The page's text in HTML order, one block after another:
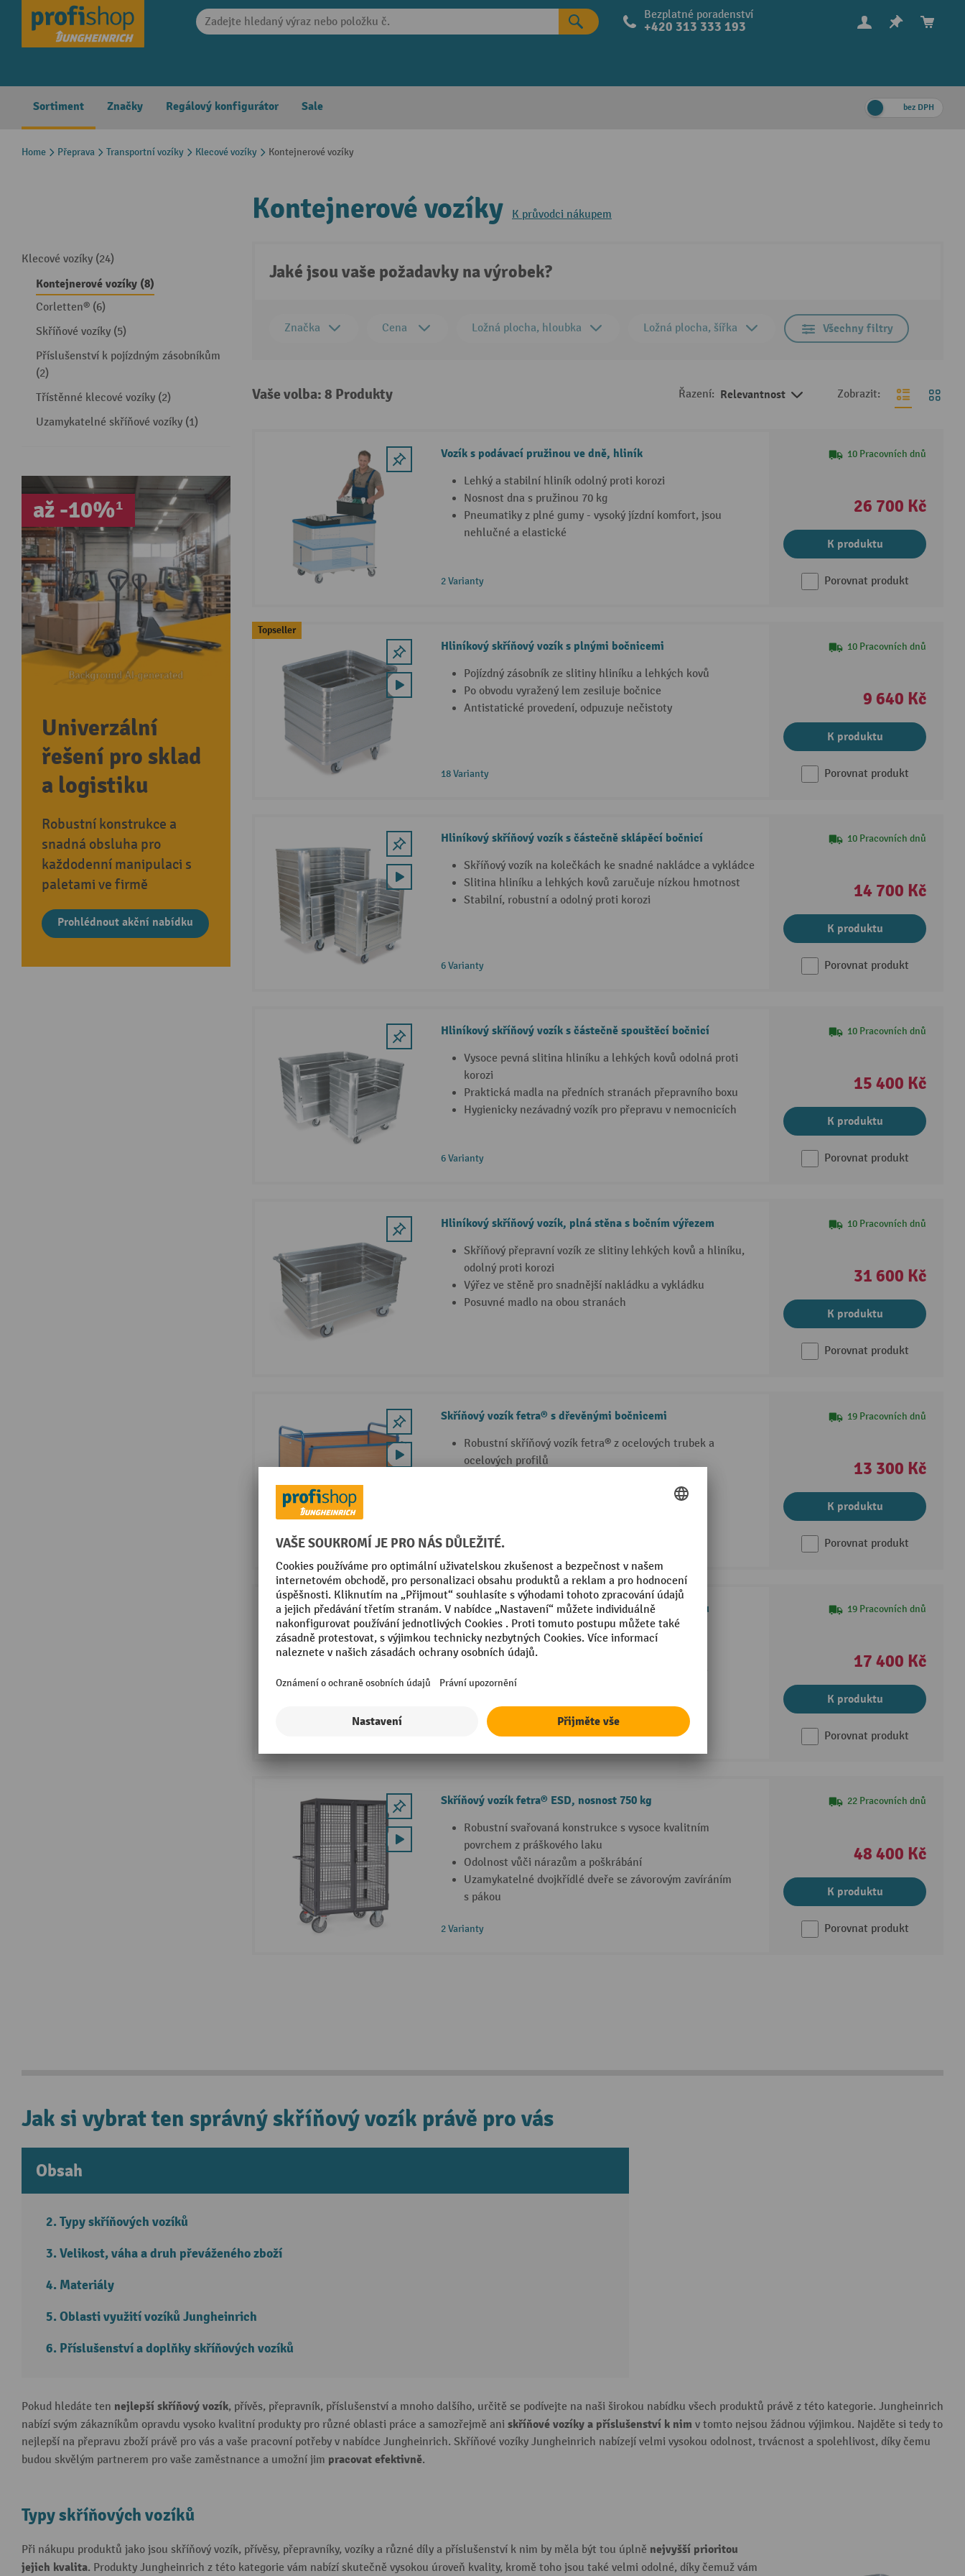
Skip to main navigation Bezplatné poradenství
+420 313 333 193
Sortiment Značky Regálový konfigurátor Sale bez DPH
Home Přeprava Transportní vozíky Klecové vozíky Kontejnerové vozíky
Klecové vozíky (24)
Kontejnerové vozíky (8)
Corletten® (6)
Skříňové vozíky (5)
Příslušenství k pojízdným zásobníkům
(2)
Třístěnné klecové vozíky (2)
Uzamykatelné skříňové vozíky (1)
až -10%¹
Univerzální
řešení pro sklad
a logistiku
Robustní konstrukce a
snadná obsluha pro
každodenní manipulaci s
paletami ve firmě
Prohlédnout akční nabídku
Kontejnerové vozíky K průvodci nákupem
Jaké jsou vaše požadavky na výrobek?
Značka Cena Ložná plocha, hloubka Ložná plocha, šířka Všechny filtry
Vaše volba: 8 Produkty Řazení: Relevantnost Zobrazit:
Vozík s podávací pružinou ve dně, hliník
Lehký a stabilní hliník odolný proti korozi
Nosnost dna s pružinou 70 kg
Pneumatiky z plné gumy - vysoký jízdní komfort, jsou
nehlučné a elastické
2 Varianty
10 Pracovních dnů
26 700 Kč
K produktu
Porovnat produkt
Topseller
Hliníkový skříňový vozík s plnými bočnicemi
Pojízdný zásobník ze slitiny hliníku a lehkých kovů
Po obvodu vyražený lem zesiluje bočnice
Antistatické provedení, odpuzuje nečistoty
18 Varianty
10 Pracovních dnů
9 640 Kč
K produktu
Porovnat produkt
Hliníkový skříňový vozík s částečně sklápěcí bočnicí
Skříňový vozík na kolečkách ke snadné nakládce a vykládce
Slitina hliníku a lehkých kovů zaručuje nízkou hmotnost
Stabilní, robustní a odolný proti korozi
6 Varianty
10 Pracovních dnů
14 700 Kč
K produktu
Porovnat produkt
Hliníkový skříňový vozík s částečně spouštěcí bočnicí
Vysoce pevná slitina hliníku a lehkých kovů odolná proti
korozi
Praktická madla na předních stranách přepravního boxu
Hygienicky nezávadný vozík pro přepravu v nemocnicích
6 Varianty
10 Pracovních dnů
15 400 Kč
K produktu
Porovnat produkt
Hliníkový skříňový vozík, plná stěna s bočním výřezem
Skříňový přepravní vozík ze slitiny lehkých kovů a hliníku,
odolný proti korozi
Výřez ve stěně pro snadnější nakládku a vykládku
Posuvné madlo na obou stranách
10 Pracovních dnů
31 600 Kč
K produktu
Porovnat produkt
Skříňový vozík fetra® s dřevěnými bočnicemi
Robustní skříňový vozík fetra® z ocelových trubek a
ocelových profilů
4 Varianty
19 Pracovních dnů
13 300 Kč
K produktu
Porovnat produkt
Skříňový vozík fetra® s bočnicemi z ocelového plechu
Svařované ocelových trubek a profilová ocel
Podlaha z ocelového plechu
19 Pracovních dnů
17 400 Kč
K produktu
Porovnat produkt
Skříňový vozík fetra® ESD, nosnost 750 kg
Robustní svařovaná konstrukce s vysoce kvalitním
povrchem z práškového laku
Odolnost vůči nárazům a poškrábání
Uzamykatelné dvojkřídlé dveře se závorovým zavíráním
s pákou
2 Varianty
22 Pracovních dnů
48 400 Kč
K produktu
Porovnat produkt
Jak si vybrat ten správný skříňový vozík právě pro vás
Obsah
Typy skříňových vozíků
Velikost, váha a druh převáženého zboží
Materiály
Oblasti využití vozíků Jungheinrich
Příslušenství a doplňky skříňových vozíků
Pokud hledáte ten nejlepší skříňový vozík, přívěs, přepravník, příslušenství a mnoho dalšího, určitě se podívejte na naši širokou nabídku všech produktů právě z této kategorie. Jungheinrich
nabízí svým zákazníkům opravdu vysoko kvalitní produkty pro různé oblasti práce a samozřejmě ani skříňové vozíky a příslušenství k nim v tomto nejsou žádnou výjimkou. Najděte si tedy to
nejlepší na přepravu zboží právě pro vás a vaše pracovní potřeby v nabídce Jungheinrich. Skříňové vozíky Jungheinrich nabízejí velmi vysokou odolnost, trvácnost a spolehlivost, díky čemu
budou skvělým partnerem pro vaše zaměstnance a umožní jim pracovat efektivně.
Typy skříňových vozíků
Při nákupu produktů jako jsou skříňový vozík, přívěsy, přepravníky, vozíky a různé díly a příslušenství k nim by měla být tou úplně nejvyšší prioritou
jejich kvalita. Produkty Jungheinrich z této kategorie vám nabízí skutečně vysokou úroveň kvality, kromě toho jsou také velmi odolné, díky čemuž vám